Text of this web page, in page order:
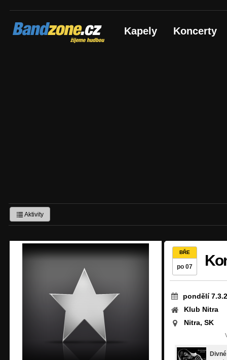
Bandzone.cz
žijeme hudbou Kapely Koncerty
Aktivity
BŘE
po 07
pondělí
Klub Nitra
Nitra, SK